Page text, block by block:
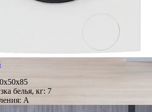
белья, кг: 7
A